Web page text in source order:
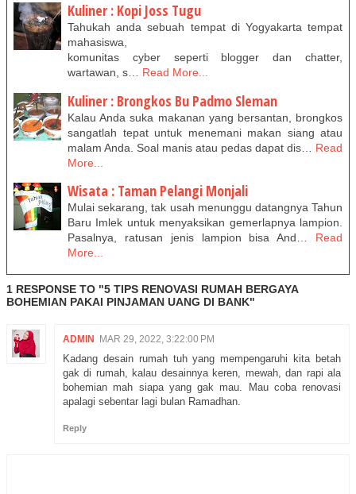
Kuliner : Kopi Joss Tugu
Tahukah anda sebuah tempat di Yogyakarta tempat
mahasiswa,
komunitas cyber seperti blogger dan chatter,
wartawan, s…
Read More...
Kuliner : Brongkos Bu Padmo Sleman
Kalau Anda suka makanan yang bersantan, brongkos
sangatlah tepat untuk menemani makan siang atau
malam Anda. Soal manis atau pedas dapat dis…
Read
More...
Wisata : Taman Pelangi Monjali
Mulai sekarang, tak usah menunggu datangnya Tahun
Baru Imlek untuk menyaksikan gemerlapnya lampion.
Pasalnya, ratusan jenis lampion bisa And…
Read
More...
1 RESPONSE TO "5 TIPS RENOVASI RUMAH BERGAYA
BOHEMIAN PAKAI PINJAMAN UANG DI BANK"
ADMIN MAR 29, 2022, 3:22:00 PM
Kadang desain rumah tuh yang mempengaruhi kita betah
gak di rumah, kalau desainnya keren, mewah, dan rapi ala
bohemian mah siapa yang gak mau. Mau coba renovasi
apalagi sebentar lagi bulan Ramadhan.
Reply